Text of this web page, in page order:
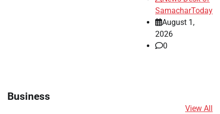
SamacharToday
August 1,
2026
0
Business
View All